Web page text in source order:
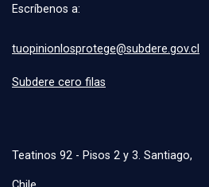
Escríbenos a:
tuopinionlosprotege@subdere.gov.cl
Subdere cero filas
Teatinos 92 - Pisos 2 y 3. Santiago,